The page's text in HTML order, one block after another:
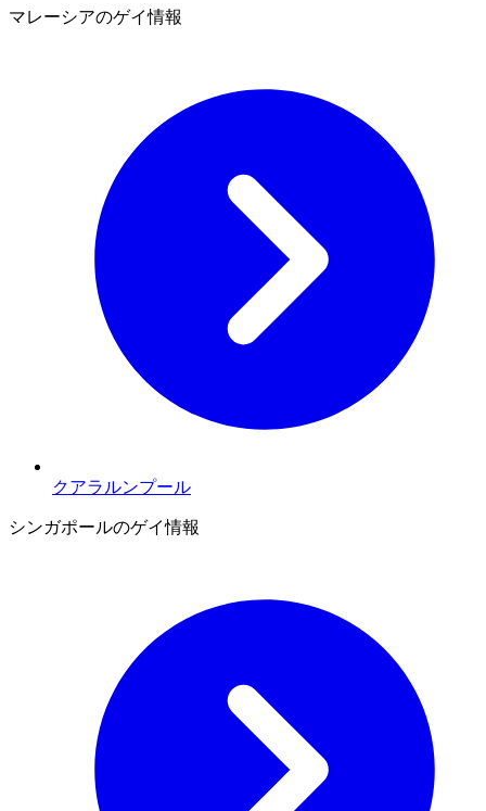
マレーシアのゲイ情報
クアラルンプール
シンガポールのゲイ情報